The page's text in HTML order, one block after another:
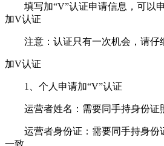
填写加“V”认证申请信息，可以
加V认证
注意：认证只有一次机会，请仔
加V认证
1、个人申请加“V”认证
运营者姓名：需要同手持身份证
运营者身份证：需要同手持身份
一致